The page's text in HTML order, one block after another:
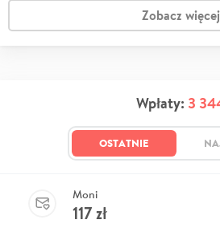
Zobacz więcej
Wpłaty: 3
OSTATNIE
Moni
117zł